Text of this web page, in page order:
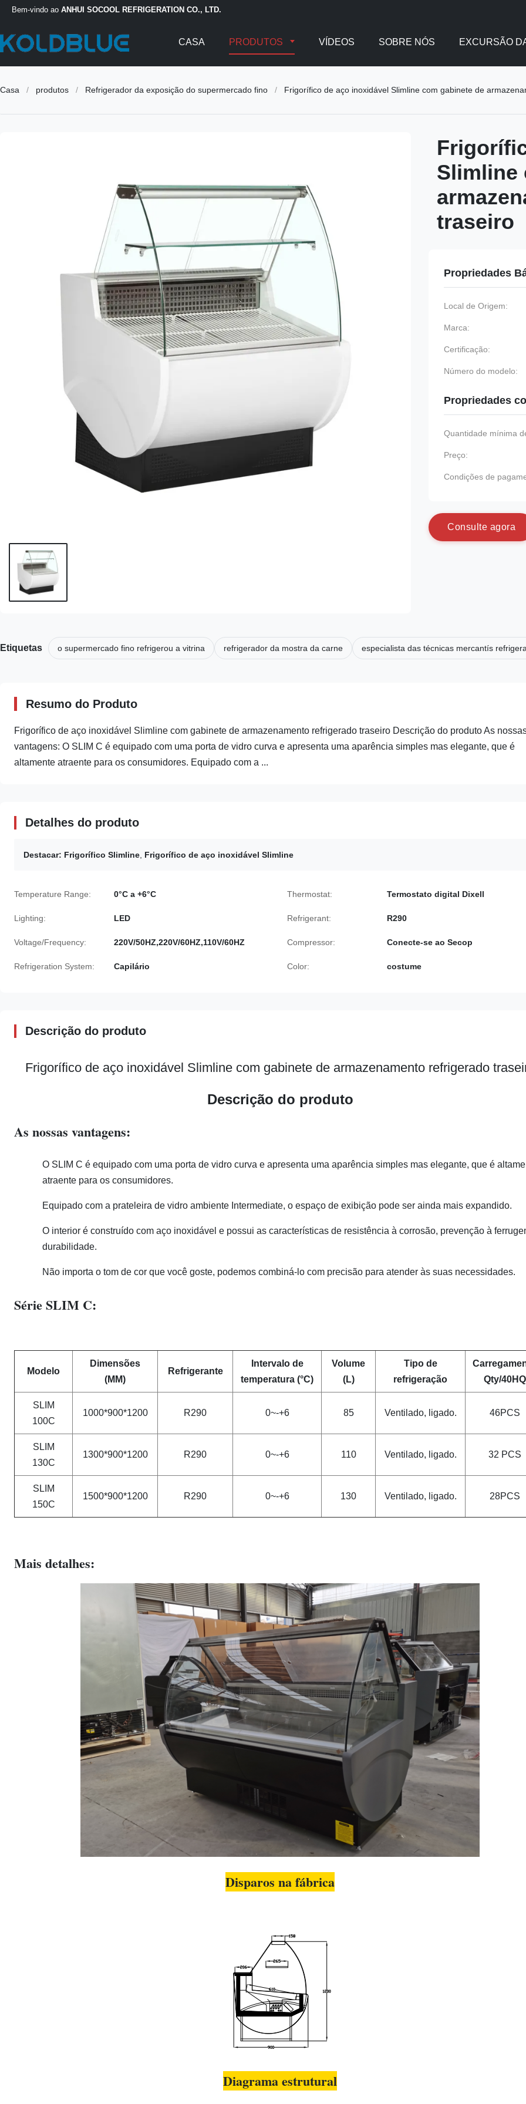
Bem-vindo ao ANHUI SOCOOL REFRIGERATION CO., LTD.
CASA PRODUTOS VÍDEOS SOBRE NÓS EXCURSÃO
Casa / produtos / Refrigerador da exposição do supermercado fino / Frigorífico de aço inoxidável Slimline com gabinete de
Slimline
traseiro
Propriedades
Local de Origem:
Marca:
Certificação:
Número do modelo:
Propriedades
Quantidade mínima
Preço:
Condições de
Consu te agora
Etiquetas o supermercado fino refrigerou a vitrina refrigerador da mostra da carne especialista das técnicas mercantís
Resumo do Produto
Frigorífico de aço inoxidável Slimline com gabinete de armazenamento refrigerado traseiro Descrição do produto As
vantagens: O SLIM C é equipado com uma porta de vidro curva e apresenta uma aparência simples mas elegante, que é
altamente atraente para os consumidores. Equipado com a ...
Detalhes do produto
Destacar: Frigorífico Slimline Frigorífico de aço inoxidável Slimline
Temperature Range: 0°C a +6°C Thermostat: Termostato digital Dixell
Lighting: LED Refrigerant: R290
Voltage/Frequency: 220V/50HZ,220V/60HZ,110V/60HZ Compressor: Conecte-se ao Secop
Refrigeration System: Capilário Color: costume
Descrição do produto
Frigorífico de aço inoxidável Slimline com gabinete de armazenamento refrigerado
Descrição do produto
As nossas vantagens:
O SLIM C é equipado com uma porta de vidro curva e apresenta uma aparência simples mas elegante, que é
atraente para os consumidores.
Equipado com a prateleira de vidro ambiente Intermediate, o espaço de exibição pode ser ainda mais expandido.
O interior é construído com aço inoxidável e possui as características de resistência à corrosão, prevenção à
durabilidade.
Não importa o tom de cor que você goste, podemos combiná-lo com precisão para atender às suas necessidades.
Série SLIM C:
Modelo
Dimensões
(MM)
Refrigerante
Intervalo de
temperatura (°C)
Volume
(L)
Tipo de
refrigeração
Qty/40HQ
SLIM
100C
1000*900*1200 R290 0~-+6 85 Ventilado, ligado. 46PCS
SLIM
130C
1300*900*1200 R290 0~-+6 110 Ventilado, ligado. 32 PCS
SLIM
150C
1500*900*1200 R290 0~-+6 130 Ventilado, ligado. 28PCS
Mais detalhes:
Disparos na fábrica
Diagrama estrutural